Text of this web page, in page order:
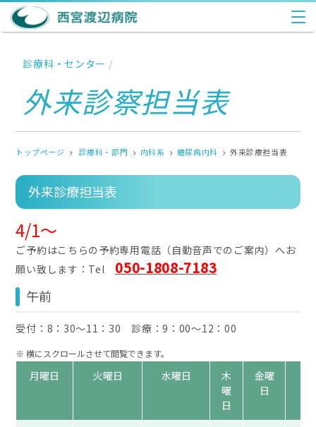
診療科・センター /
外来診察担当表
トップページ 診療科・部門 内科系 糖尿病内科 外来診療担当表
外来診療担当表
4/1～
ご予約はこちらの予約専用電話（自動音声でのご案内）へお
願い致します：Tel 050-1808-7183
午前
受付：8：30〜11：30 診療：9：00〜12：00
月曜日 火曜日 水曜日
木
曜
日
金曜
日